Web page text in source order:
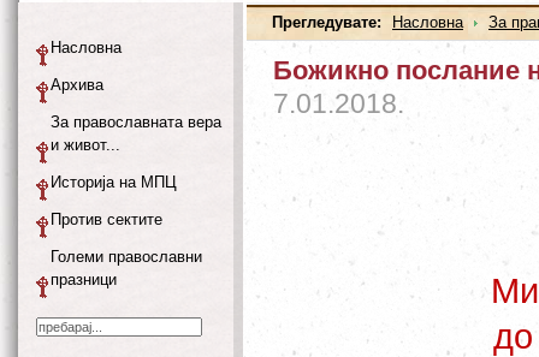
Прегледувате: Насловна За
Божикно послание
7.01.2018.
Насловна
Архива
За православната вера
и живот...
Историја на МПЦ
Против сектите
Големи православни
празници